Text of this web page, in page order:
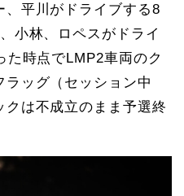
、平川がドライブする8
小林、ロペスがドライ
た時点でLMP2車両のク
ッグ（セッション中
クは不成立のまま予選終